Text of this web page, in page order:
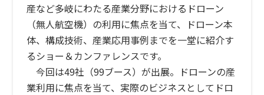
産など多岐にわたる産業分野におけるドローン
（無人航空機）の利用に焦点を当て、ドローン本
体、構成技術、産業応用事例までを一堂に紹介す
るショー＆カンファレンスです。
今回は49社（99ブース）が出展。ドローンの産
業利用に焦点を当て、実際のビジネスとしてドロ